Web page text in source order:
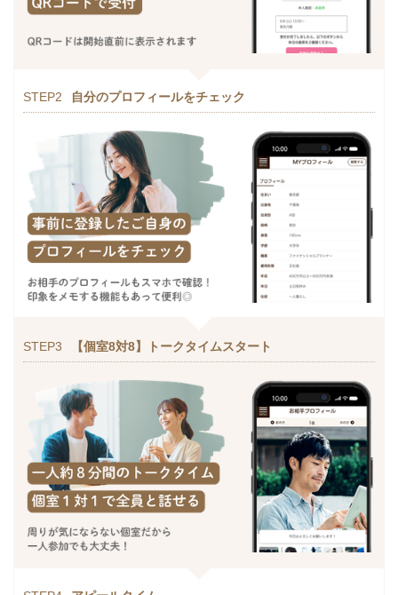
STEP2 自分のプロフィールをチェック
STEP3 【個室8対8】トークタイムスタート